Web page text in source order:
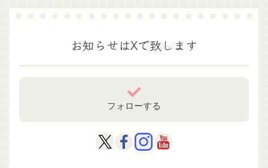
お知らせはXで致します
フォローする